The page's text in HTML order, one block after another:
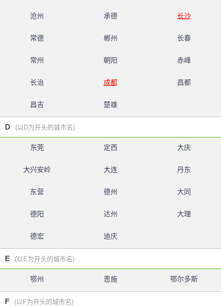
沧州 承德 长沙
常德 郴州 长春
常州 朝阳 赤峰
长治 成都 昌都
昌吉 楚雄
D (以D为开头的城市名)
东莞 定西 大庆
大兴安岭 大连 丹东
东营 德州 大同
德阳 达州 大理
德宏 迪庆
E (以E为开头的城市名)
鄂州 恩施 鄂尔多斯
F (以F为开头的城市名)